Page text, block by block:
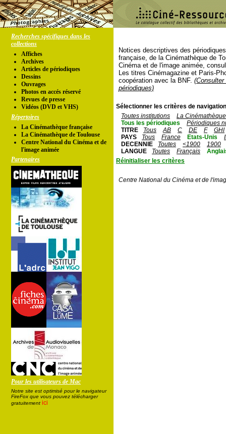
Recherches spécifiques dans les
collections
Affiches
Archives
Articles de périodiques
Dessins
Ouvrages
Photos en accés réservé
Revues de presse
Vidéos (DVD et VHS)
Répertoires
La Cinémathèque française
La Cinémathèque de Toulouse
Centre National du Cinéma et de
l'image animée
Partenaires
Pour les utilisateurs de Mac
Notre site est optimisé pour le navigateur
FireFox que vous pouvez télécharger
gratuitement ici
Notices descriptives des
française, de la Cinémathèque de
Cinéma et de l'image animée,
Les titres Cinémagazine et Paris-
coopération avec la BNF.
périodiques)
Sélectionner les critères de
Toutes institutions
La
Tous les périodiques
Périodiques
TITRE
Tous AB C DE F
GHI
PAYS
Tous France Etats-Unis
DECENNIE
Toutes <1900
1900
LANGUE
Toutes Français
Réinitialiser les critères
Centre National du Cinéma et de